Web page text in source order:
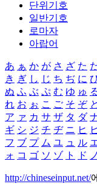
단위기호
일반기호
로마자
아랍어
あ ぁ か が さ ざ た
き ぎ し じ ち ぢ に
ぬ ふ ぶ ぷ む ゆ ゅ
れ お ぉ こ ご そ ぞ と
ア ァ カ サ ザ タ ダ
ギ シ ジ チ ヂ ニ ヒ
フ ブ プ ム ユ ュ ル
ォ コ ゴ ソ ゾ ト ド ノ
http://chineseinput.net/